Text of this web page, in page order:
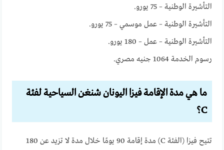
التأشيرة الوطنية – 75 يورو.
التأشيرة الوطنية – عمل موسمي – 75 يورو.
التأشيرة الوطنية – عمل – 180 يورو.
رسوم الخدمة 1064 جنيه مصري.
ما هي مدة الإقامة فيزا اليونان شنغن السياحية لفئة
C؟
تتيح فيزا (الفئة C) مدة إقامة 90 يومًا خلال مدة لا تزيد عن 180